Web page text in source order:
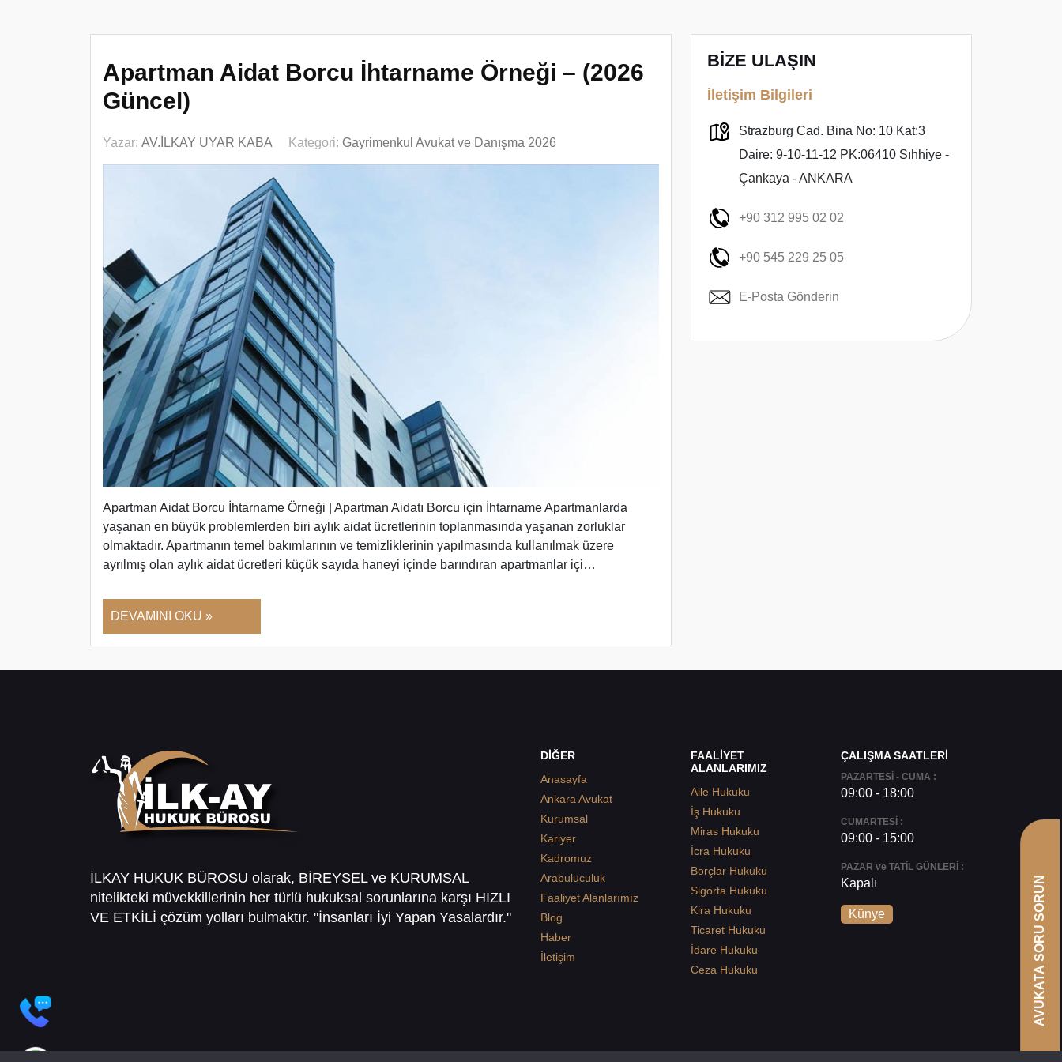
Apartman Aidat Borcu İhtarname Örneği – (2026
Güncel)
Yazar: AV.İLKAY UYAR KABA Kategori: Gayrimenkul Avukat ve Danışma 2026
Apartman Aidat Borcu İhtarname Örneği | Apartman Aidatı Borcu için İhtarname Apartmanlarda
yaşanan en büyük problemlerden biri aylık aidat ücretlerinin toplanmasında yaşanan zorluklar
olmaktadır. Apartmanın temel bakımlarının ve temizliklerinin yapılmasında kullanılmak üzere
ayrılmış olan aylık aidat ücretleri küçük sayıda haneyi içinde barındıran apartmanlar içi…
DEVAMINI OKU »
BİZE ULAŞIN
İletişim Bilgileri
Strazburg Cad. Bina No: 10 Kat:3
Daire: 9-10-11-12 PK:06410 Sıhhiye -
Çankaya - ANKARA
+90 312 995 02 02
+90 545 229 25 05
E-Posta Gönderin
İLKAY HUKUK BÜROSU olarak, BİREYSEL ve KURUMSAL
nitelikteki müvekkillerinin her türlü hukuksal sorunlarına karşı HIZLI
VE ETKİLİ çözüm yolları bulmaktır. "İnsanları İyi Yapan Yasalardır."
DİĞER
Anasayfa
Ankara Avukat
Kurumsal
Kariyer
Kadromuz
Arabuluculuk
Faaliyet Alanlarımız
Blog
Haber
İletişim
FAALİYET
ALANLARIMIZ
Aile Hukuku
İş Hukuku
Miras Hukuku
İcra Hukuku
Borçlar Hukuku
Sigorta Hukuku
Kira Hukuku
Ticaret Hukuku
İdare Hukuku
Ceza Hukuku
ÇALIŞMA SAATLERİ
PAZARTESİ - CUMA :
09:00 - 18:00
CUMARTESİ :
09:00 - 15:00
PAZAR ve TATİL GÜNLERİ :
Kapalı
Künye AVUKATA SORU SORUN